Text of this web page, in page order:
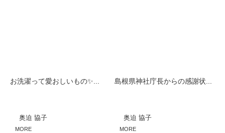
お洗濯って愛おしいもの✨...
奥迫 協子
MORE
島根県神社庁長からの感謝状...
奥迫 協子
MORE